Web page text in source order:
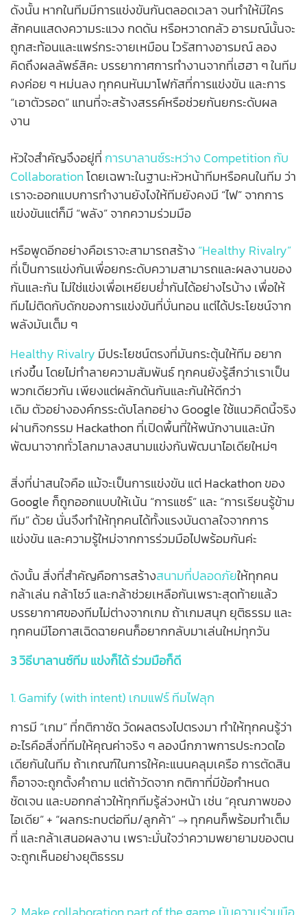
ดังนั้น หากในทีมมีการแข่งขันกันตลอดเวลา จนทำให้มีใคร
สักคนแสดงความระแวง กดดัน หรือหวาดกลัว อารมณ์นั้นจะ
ถูกสะท้อนและแพร่กระจายเหมือน ไวรัสทางอารมณ์ ลอง
คิดถึงผลลัพธ์สิคะ บรรยากาศการทำงานจากที่เฮฮา ๆ ในทีม
คงค่อย ๆ หม่นลง ทุกคนหันมาโฟกัสที่การแข่งขัน และการ
“เอาตัวรอด” แทนที่จะสร้างสรรค์หรือช่วยกันยกระดับผล
งาน
หัวใจสำคัญจึงอยู่ที่ การบาลานซ์ระหว่าง Competition กับ
Collaborationโดยเฉพาะในฐานะหัวหน้าทีมหรือคนในทีม ว่า
เราจะออกแบบการทำงานยังไงให้ทีมยังคงมี “ไฟ” จากการ
แข่งขันแต่ก็มี “พลัง” จากความร่วมมือ
หรือพูดอีกอย่างคือเราจะสามารถสร้าง “Healthy Rivalry”
ที่เป็นการแข่งกันเพื่อยกระดับความสามารถและผลงานของ
กันและกัน ไม่ใช่แข่งเพื่อเหยียบย่ำกันได้อย่างไรบ้าง เพื่อให้
ทีมไม่ติดกับดักของการแข่งขันที่บั่นทอน แต่ได้ประโยชน์จาก
พลังมันเต็ม ๆ
Healthy Rivalry มีประโยชน์ตรงที่มันกระตุ้นให้ทีม อยาก
เก่งขึ้น โดยไม่ทำลายความสัมพันธ์ ทุกคนยังรู้สึกว่าเราเป็น
พวกเดียวกัน เพียงแต่ผลักดันกันและกันให้ดีกว่า
เดิม ตัวอย่างองค์กรระดับโลกอย่าง Google ใช้แนวคิดนี้จริง
ผ่านกิจกรรม Hackathon ที่เปิดพื้นที่ให้พนักงานและนัก
พัฒนาจากทั่วโลกมาลงสนามแข่งกันพัฒนาไอเดียใหม่ๆ
สิ่งที่น่าสนใจคือ แม้จะเป็นการแข่งขัน แต่ Hackathon ของ
Google ก็ถูกออกแบบให้เน้น “การแชร์” และ “การเรียนรู้ข้าม
ทีม” ด้วย นั่นจึงทำให้ทุกคนได้ทั้งแรงบันดาลใจจากการ
แข่งขัน และความรู้ใหม่จากการร่วมมือไปพร้อมกันค่ะ
ดังนั้น สิ่งที่สำคัญคือการสร้างสนามที่ปลอดภัยให้ทุกคน
กล้าเล่น กล้าโชว์ และกล้าช่วยเหลือกันเพราะสุดท้ายแล้ว
บรรยากาศของทีมไม่ต่างจากเกม ถ้าเกมสนุก ยุติธรรม และ
ทุกคนมีโอกาสเฉิดฉายคนก็อยากกลับมาเล่นใหม่ทุกวัน
3 วิธีบาลานซ์ทีม แข่งก็ได้ ร่วมมือก็ดี
1. Gamify (with intent) เกมแฟร์ ทีมไฟลุก
การมี “เกม” ที่กติกาชัด วัดผลตรงไปตรงมา ทำให้ทุกคนรู้ว่า
อะไรคือสิ่งที่ทีมให้คุณค่าจริง ๆ ลองนึกภาพการประกวดไอ
เดียกันในทีม ถ้าเกณฑ์ในการให้คะแนนคลุมเครือ การตัดสิน
ก็อาจจะถูกตั้งคำถาม แต่ถ้าวัดจาก กติกาที่มีข้อกำหนด
ชัดเจน และบอกกล่าวให้ทุกทีมรู้ล่วงหน้า เช่น “คุณภาพของ
ไอเดีย” + “ผลกระทบต่อทีม/ลูกค้า” → ทุกคนก็พร้อมทำเต็ม
ที่ และกล้าเสนอผลงาน เพราะมั่นใจว่าความพยายามของตน
จะถูกเห็นอย่างยุติธรรม